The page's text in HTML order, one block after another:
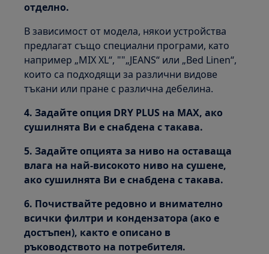
отделно.
В зависимост от модела, някои устройства
предлагат също специални програми, като
например „MIX XL“, ""„JEANS“ или „Bed Linen“,
които са подходящи за различни видове
тъкани или пране с различна дебелина.
4. Задайте опция DRY PLUS на МАХ, ако
сушилнята Ви е снабдена с такава.
5. Задайте опцията за ниво на оставаща
влага на най-високото ниво на сушене,
ако сушилнята Ви е снабдена с такава.
6. Почиствайте редовно и внимателно
всички филтри и кондензатора (ако е
достъпен), както е описано в
ръководството на потребителя.